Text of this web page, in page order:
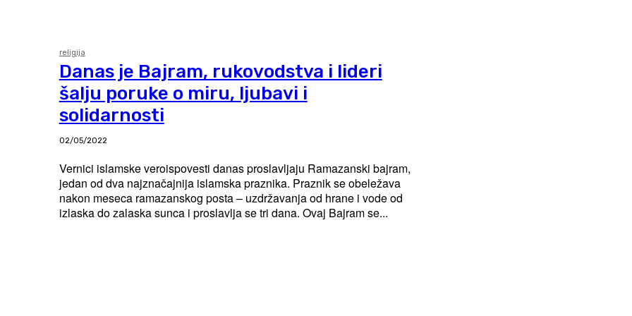
religija
Danas je Bajram, rukovodstva i lideri
šalju poruke o miru, ljubavi i
solidarnosti
02/05/2022
Vernici islamske veroispovesti danas proslavljaju Ramazanski bajram,
jedan od dva najznačajnija islamska praznika. Praznik se obeležava
nakon meseca ramazanskog posta – uzdržavanja od hrane i vode od
izlaska do zalaska sunca i proslavlja se tri dana. Ovaj Bajram se...